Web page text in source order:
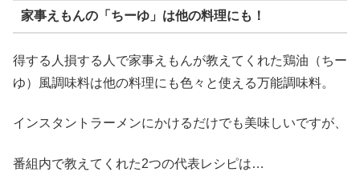
家事えもんの「ちーゆ」は他の料理にも！
得する人損する人で家事えもんが教えてくれた鶏油（ちー
ゆ）風調味料は他の料理にも色々と使える万能調味料。
インスタントラーメンにかけるだけでも美味しいですが、
番組内で教えてくれた2つの代表レシピは…